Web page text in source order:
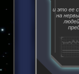
и это ее
на